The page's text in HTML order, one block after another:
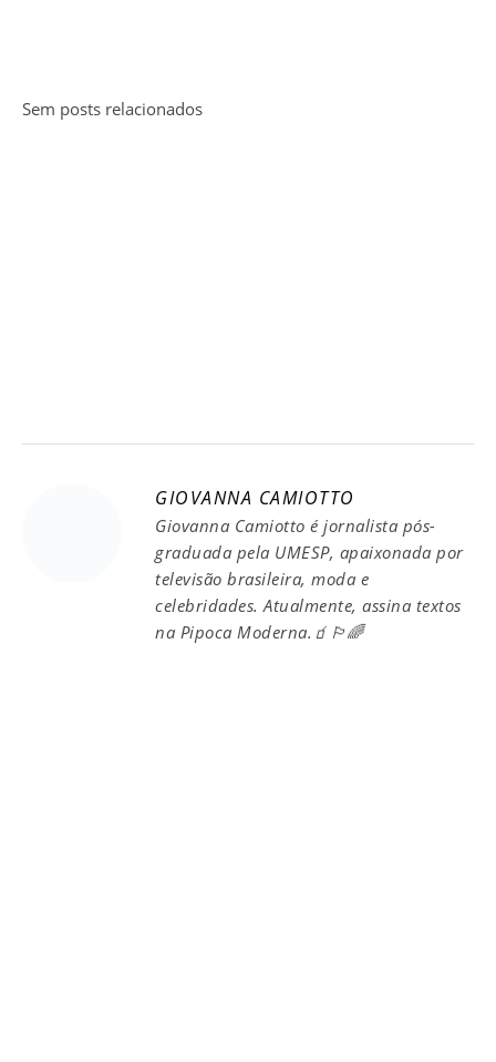
Sem posts relacionados
GIOVANNA CAMIOTTO
Giovanna Camiotto é jornalista pós-
graduada pela UMESP, apaixonada por
televisão brasileira, moda e
celebridades. Atualmente, assina textos
na Pipoca Moderna.🧃🏳️‍🌈